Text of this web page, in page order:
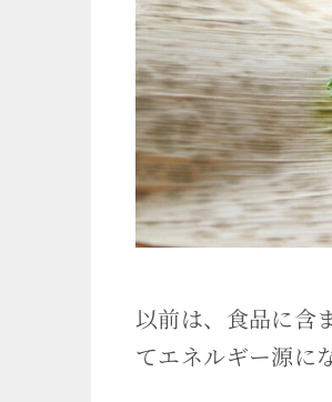
以前は、食品に含
てエネルギー源に